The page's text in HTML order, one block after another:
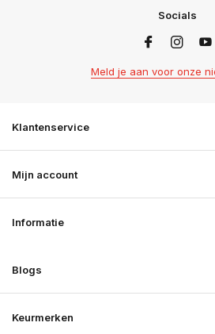
Socials
Meld je aan voor onze
Klantenservice
Mijn account
Informatie
Blogs
Keurmerken